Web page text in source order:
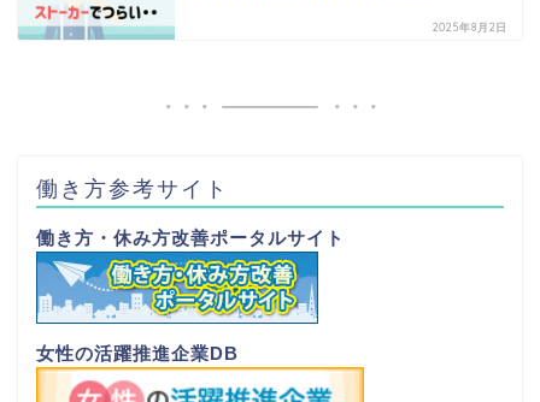
2025年8月2日
働き方参考サイト
働き方・休み方改善ポータルサイト
女性の活躍推進企業DB